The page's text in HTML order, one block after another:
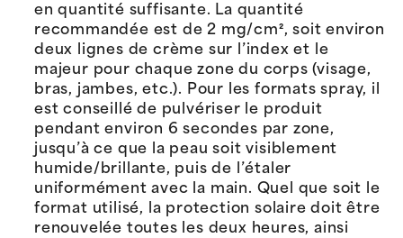
en quantité suffisante. La quantité
recommandée est de 2 mg/cm², soit environ
deux lignes de crème sur l’index et le
majeur pour chaque zone du corps (visage,
bras, jambes, etc.). Pour les formats spray, il
est conseillé de pulvériser le produit
pendant environ 6 secondes par zone,
jusqu’à ce que la peau soit visiblement
humide/brillante, puis de l’étaler
uniformément avec la main. Quel que soit le
format utilisé, la protection solaire doit être
renouvelée toutes les deux heures, ainsi